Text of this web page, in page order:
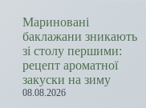
Мариновані
баклажани зникають
зі столу першими:
рецепт ароматної
закуски на зиму
08.08.2026